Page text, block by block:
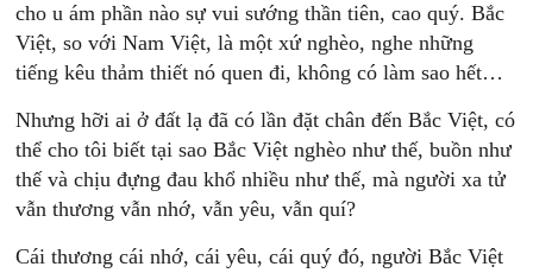
cho u ám phần nào sự vui sướng thần tiên, cao quý. Bắc
Việt, so với Nam Việt, là một xứ nghèo, nghe những
tiếng kêu thảm thiết nó quen đi, không có làm sao hết…
Nhưng hỡi ai ở đất lạ đã có lần đặt chân đến Bắc Việt, có
thể cho tôi biết tại sao Bắc Việt nghèo như thế, buồn như
thế và chịu đựng đau khổ nhiều như thế, mà người xa tử
vẫn thương vẫn nhớ, vẫn yêu, vẫn quí?
Cái thương cái nhớ, cái yêu, cái quý đó, người Bắc Việt